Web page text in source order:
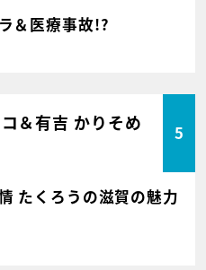
＆医療事故!?
＆有吉 かりそめ
5
たくろうの滋賀の魅力